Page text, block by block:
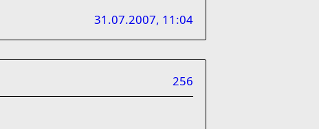
31.07.2007, 11:04
256